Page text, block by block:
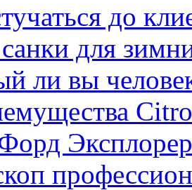
до
для
ли вы